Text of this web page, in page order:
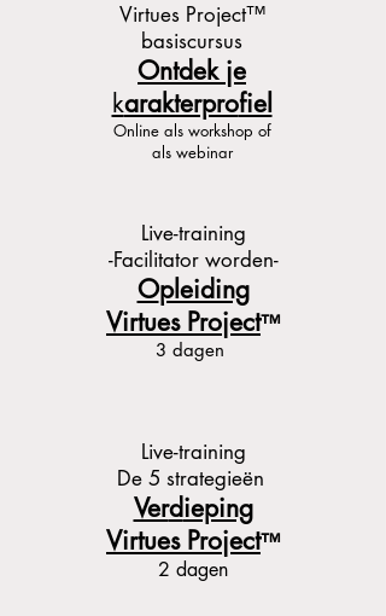
Virtues Project™
basiscursus
Ontdek je
karakterprofiel
Online als workshop of
als webinar
Live-training
-Facilitator worden-
Opleiding
Virtues Project™
3 dagen
Live-training
De 5 strategieën
Verdieping
Virtues Project™
2 dagen